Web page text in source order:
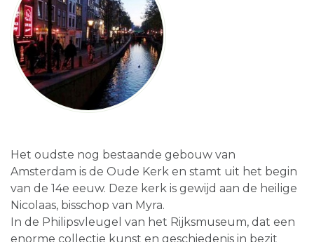
Het oudste nog bestaande gebouw van
Amsterdam is de Oude Kerk en stamt uit het begin
van de 14e eeuw. Deze kerk is gewijd aan de heilige
Nicolaas, bisschop van Myra.
In de Philipsvleugel van het Rijksmuseum, dat een
enorme collectie kunst en geschiedenis in bezit